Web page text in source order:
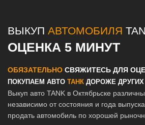
ВЫКУП АВТОМОБИЛЯ
ОЦЕНКА 5 МИНУТ
ОБЯЗАТЕЛЬНО СВЯЖИТЕСЬ ДЛЯ
ПОКУПАЕМ АВТО ТАНК ДОРОЖЕ ДРУГИХ
Выкуп авто TANK в Октябрьске
независимо от состояния и года
продать автомобиль по хорошей